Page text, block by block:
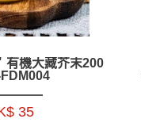
有機大藏芥末200
35